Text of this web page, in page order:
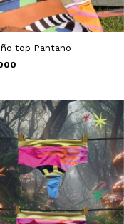
top Pantano